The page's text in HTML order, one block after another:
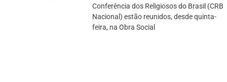
Conferência dos Religiosos do Brasil (CRB
Nacional) estão reunidos, desde quinta-
feira, na Obra Social